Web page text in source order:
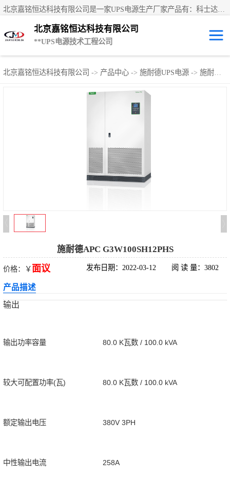
北京嘉铭恒达科技有限公司
**UPS电源技术工程公司
北京嘉铭恒达科技有限公司 -> 产品中心 -> 施耐德UPS电源 -> 施耐德APC Galaxy pwi系列
施耐德APC G3W100SH12PHS
价格：￥面议 发布日期：2022-03-12 阅 读 量：3802
产品描述
输出
输出功率容量 80.0 K瓦数 / 100.0 kVA
较大可配置功率(瓦) 80.0 K瓦数 / 100.0 kVA
额定输出电压 380V 3PH
中性输出电流 258A
UPS租赁/UPS电
施耐德UPS电源
科华UPS电源
松下蓄电池
德国阳光蓄电池
UPS电源蓄电池
理士蓄电池